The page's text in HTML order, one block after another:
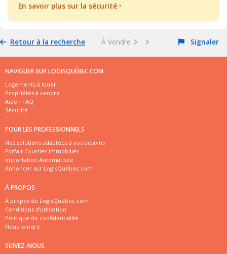
En savoir plus sur la sécurité
Retour à la recherche À Vendre Signaler
NAVIGUER SUR LOGISQUÉBEC.COM
Logements à louer
Propriétés à vendre
Aide - FAQ
Sécurité
POUR LES PROFESSIONNELS
Nos solutions adaptées à vos besoins
Forfait Courtier Immobilier
Importation Automatisée
Annoncer sur LogisQuébec.com
À PROPOS
À propos de LogisQuébec.com
Conditions d'utilisation
Politique de confidentialité
Nous joindre
SUIVEZ-NOUS